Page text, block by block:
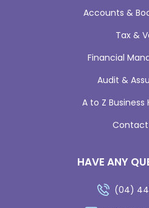
Accounts &
Tax &
Financial
Audit &
A to Z Business
Contact
HAVE ANY
(04)